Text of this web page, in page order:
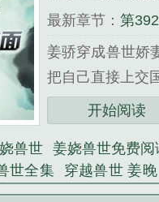
最新章节：第
姜骄穿成兽世娇
把自己直接上交
三秒记住本站：
《姜骄穿成兽世
开始阅读
兽世 姜娆兽世免费
世全集 穿越兽世 姜晚
兽语假千金破案成警